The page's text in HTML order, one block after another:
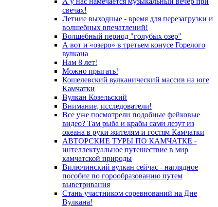
свечах!
Летние выходные - время для перезагрузки и
волшебных впечатлений!
Волшебный период "голубых озер"
А вот и «озеро» в третьем конусе Горелого
вулкана
Нам 8 лет!
Можно прыгать!
Кошелевский вулканический массив на юге
Камчатки
Вулкан Козельский
Внимание, исследователи!
Все уже посмотрели подобные фейковые
видео? Там рыба и крабы сами лезут из
океана в руки жителям и гостям Камчатки
АВТОРСКИЕ ТУРЫ ПО КАМЧАТКЕ -
интеллектуальное путешествие в мир
камчатской природы
Вилючинский вулкан сейчас - наглядное
пособие по горообразованию путем
выветривания
Стань участником соревнований на Дне
Вулкана!